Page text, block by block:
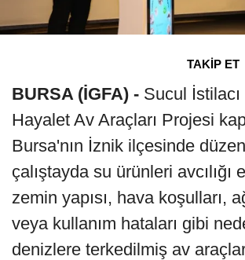
TAKİP ET
BURSA (İGFA) - Sucul
Hayalet Av Araçları Projesi
Bursa'nın İznik ilçesinde
çalıştayda su ürünleri avcılığı
zemin yapısı, hava koşulları,
veya kullanım hataları gibi
denizlere terkedilmiş av